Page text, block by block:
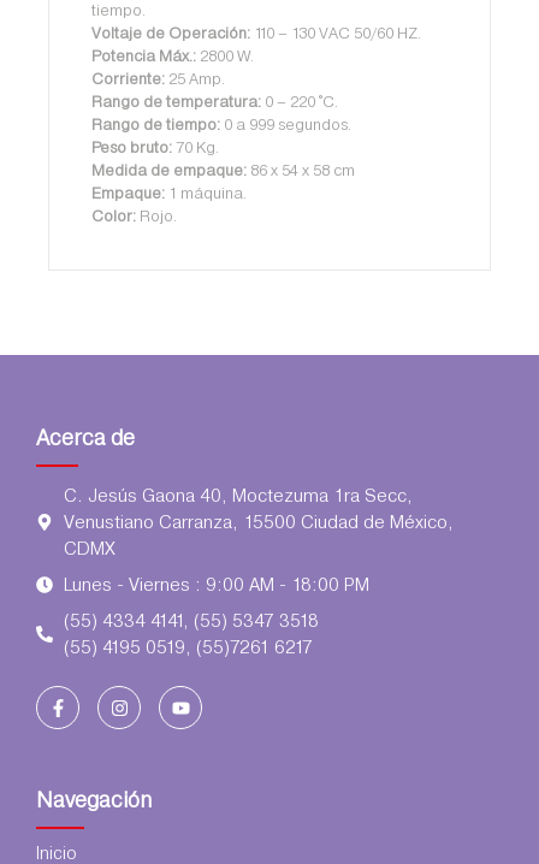
tiempo.
Voltaje de Operación: 110 – 130 VAC 50/60 HZ.
Potencia Máx.: 2800 W.
Corriente: 25 Amp.
Rango de temperatura: 0 – 220 °C.
Rango de tiempo: 0 a 999 segundos.
Peso bruto: 70 Kg.
Medida de empaque: 86 x 54 x 58 cm
Empaque: 1 máquina.
Color: Rojo.
Acerca de
C. Jesús Gaona 40, Moctezuma 1ra Secc,
Venustiano Carranza, 15500 Ciudad de México,
CDMX
Lunes - Viernes : 9:00 AM - 18:00 PM
(55) 4334 4141, (55) 5347 3518
(55) 4195 0519, (55)7261 6217
Navegación
Inicio